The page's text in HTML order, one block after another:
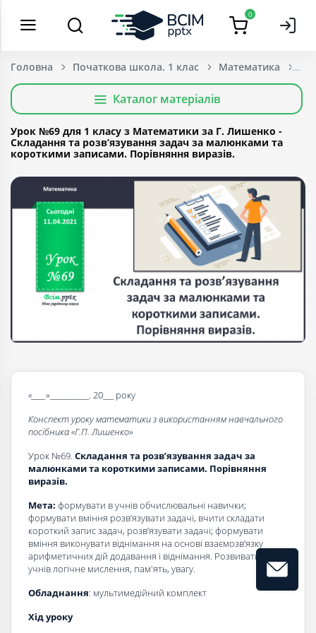
0
Головна Початкова школа. 1 клас Математика
Каталог матеріалів
Урок №69 для 1 класу з Математики за Г. Лишенко -
Складання та розв’язування задач за малюнками та
короткими записами. Порівняння виразів.
«____ »___________. 20___ року
Конспект уроку математики з використанням навчального
посібника «Г.П. Лишенко»
Урок №69. Складання та розв’язування задач за
малюнками та короткими записами. Порівняння
виразів.
Мета: формувати в учнів обчислювальні навички;
формувати вміння розв’язувати задачі, вчити складати
короткий запис задач, розв’язувати задачі; формувати
вміння виконувати віднімання на основі взаємозв’язку
арифметичних дій додавання і віднімання. Розвивати в
учнів логічне мислення, пам'ять, увагу.
Обладнання: мультимедійний комплект
Хід уроку